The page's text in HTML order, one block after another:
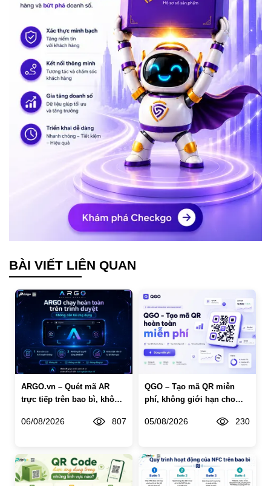
BÀI VIẾT LIÊN QUAN
ARGO.vn – Quét mã AR
trực tiếp trên bao bì, không
06/08/2026 807
QGO – Tạo mã QR miễn
phí, không giới hạn cho
05/08/2026 230